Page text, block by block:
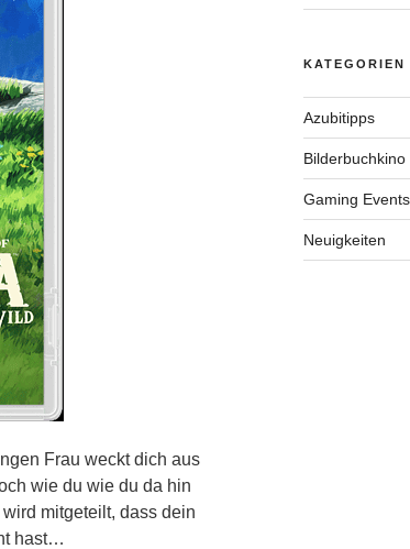
Frau weckt dich aus
wie du wie du da hin
mitgeteilt, dass dein
hast…
KATEGORIEN
Azubitipps
Bilderbuchkino
Gaming Events
Neuigkeiten